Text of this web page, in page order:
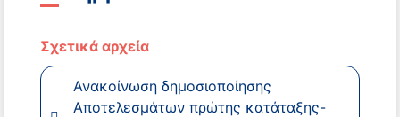
Σχετικά αρχεία
Ανακοίνωση δημοσιοποίησης
Αποτελεσμάτων πρώτης κατάταξης-